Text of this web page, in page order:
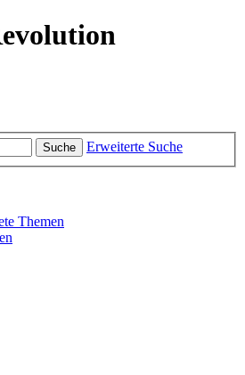
Suche Erweiterte Suche
Themen